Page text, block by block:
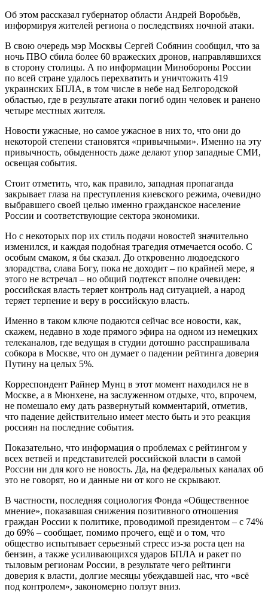
Об этом рассказал губернатор области Андрей Воробьёв,
информируя жителей региона о последствиях ночной атаки.
В свою очередь мэр Москвы Сергей Собянин сообщил, что за
ночь ПВО сбила более 60 вражеских дронов, направлявшихся
в сторону столицы. А по информации Минобороны России
по всей стране удалось перехватить и уничтожить 419
украинских БПЛА, в том числе в небе над Белгородской
областью, где в результате атаки погиб один человек и ранено
четыре местных жителя.
Новости ужасные, но самое ужасное в них то, что они до
некоторой степени становятся «привычными». Именно на эту
привычность, обыденность даже делают упор западные СМИ,
освещая события.
Стоит отметить, что, как правило, западная пропаганда
закрывает глаза на преступления киевского режима, очевидно
выбравшего своей целью именно гражданское население
России и соответствующие сектора экономики.
Но с некоторых пор их стиль подачи новостей значительно
изменился, и каждая подобная трагедия отмечается особо. С
особым смаком, я бы сказал. До откровенно людоедского
злорадства, слава Богу, пока не доходит – по крайней мере, я
этого не встречал – но общий подтекст вполне очевиден:
российская власть теряет контроль над ситуацией, а народ
теряет терпение и веру в российскую власть.
Именно в таком ключе подаются сейчас все новости, как,
скажем, недавно в ходе прямого эфира на одном из немецких
телеканалов, где ведущая в студии дотошно расспрашивала
собкора в Москве, что он думает о падении рейтинга доверия
Путину на целых 5%.
Корреспондент Райнер Мунц в этот момент находился не в
Москве, а в Мюнхене, на заслуженном отдыхе, что, впрочем,
не помешало ему дать развернутый комментарий, отметив,
что падение действительно имеет место быть и это реакция
россиян на последние события.
Показательно, что информация о проблемах с рейтингом у
всех ветвей и представителей российской власти в самой
России ни для кого не новость. Да, на федеральных каналах об
это не говорят, но и данные ни от кого не скрывают.
В частности, последняя социология Фонда «Общественное
мнение», показавшая снижения позитивного отношения
граждан России к политике, проводимой президентом – с 74%
до 69% – сообщает, помимо прочего, ещё и о том, что
общество испытывает серьезный стресс из-за роста цен на
бензин, а также усиливающихся ударов БПЛА и ракет по
тыловым регионам России, в результате чего рейтинги
доверия к власти, долгие месяцы убеждавшей нас, что «всё
под контролем», закономерно ползут вниз.